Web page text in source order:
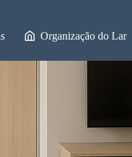
Organização do Lar